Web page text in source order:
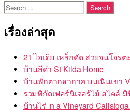
Search
for:
เรื่องล่าสุด
21 ไอเดีย เหล็กดัด สวยจนโจรต
บ้านสีดำ St Kilda Home
บ้านพักตากอากาศ บนเนินเขา
รวมพิกัดเฟอร์นิเจอร์ไม้ สไตล์
บ้านไร่ In a Vineyard